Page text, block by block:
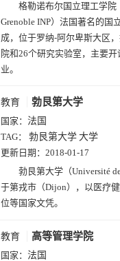
格勒诺布尔国立理工学院
Grenoble INP）法国著名的国
成，位于罗纳-阿尔卑斯大区
院和26个研究实验室，主要
业。
教育 勃艮第大学
国家： 法国
TAG： 勃艮第大学 大学
更新日期： 2018-01-17
勃艮第大学（Université
于第戎市（Dijon），以医疗
位等国家文凭。
教育 高等管理学院
国家： 法国